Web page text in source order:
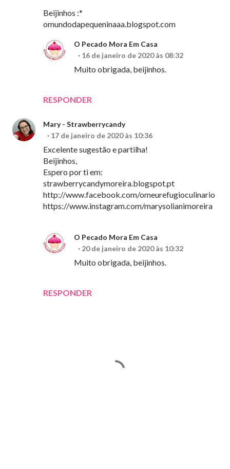
Beijinhos :*
omundodapequeninaaa.blogspot.com
RESPONDER
O Pecado Mora Em Casa
16 de janeiro de 2020 às 08:32
Muito obrigada, beijinhos.
Mary - Strawberrycandy
17 de janeiro de 2020 às 10:36
Excelente sugestão e partilha!
Beijinhos,
Espero por ti em:
strawberrycandymoreira.blogspot.pt
http://www.facebook.com/omeurefugioculinario
https://www.instagram.com/marysolianimoreira
RESPONDER
O Pecado Mora Em Casa
20 de janeiro de 2020 às 10:32
Muito obrigada, beijinhos.